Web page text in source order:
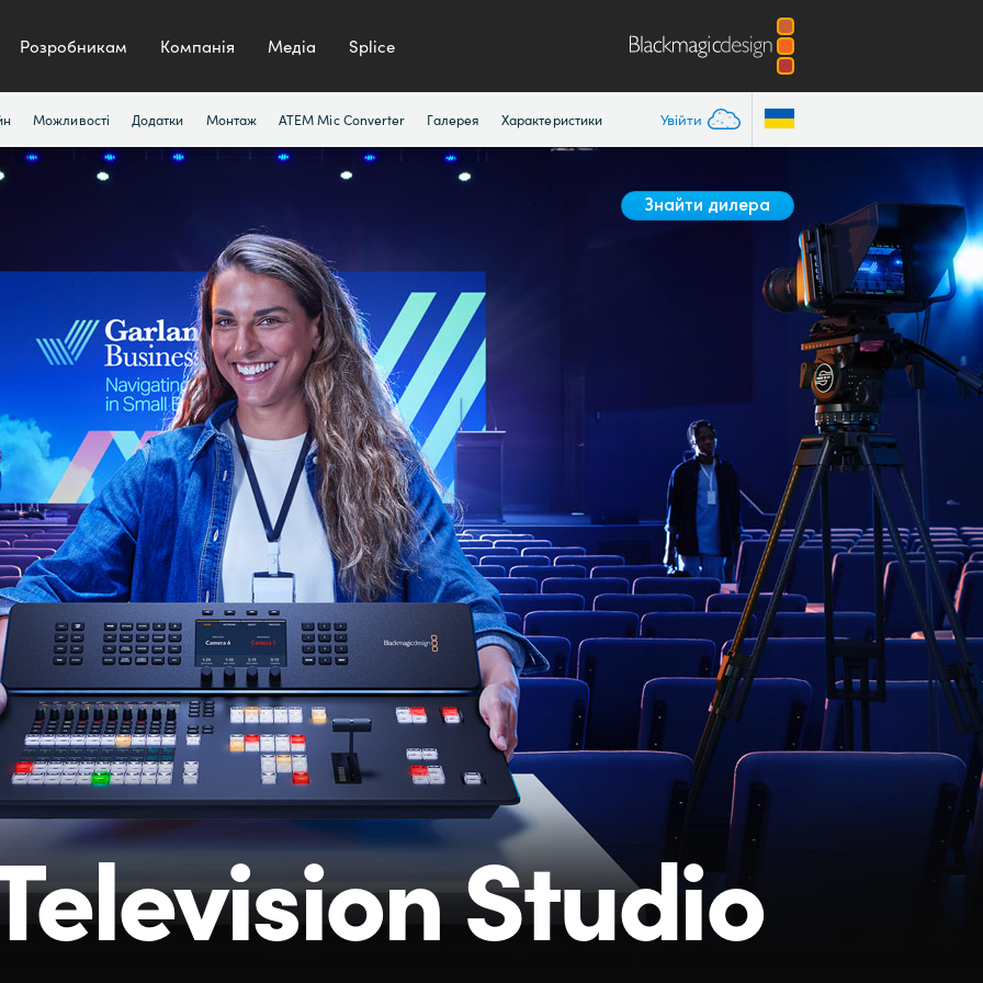
Розробникам Компанія Медіа Splice
Увійти
Можливості Додатки Монтаж ATEM Mic Converter Галерея Характеристики
Знайти дилера
Studio